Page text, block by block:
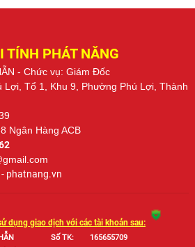
TÍNH PHÁT NĂNG
- Chức vụ: Giám Đốc
Tổ 1, Khu 9, Phường Phú Lợi, Thành
Ngân Hàng ACB
phatnang.vn
dụng giao dịch với các tài khoản sau:
Số TK:
165655709